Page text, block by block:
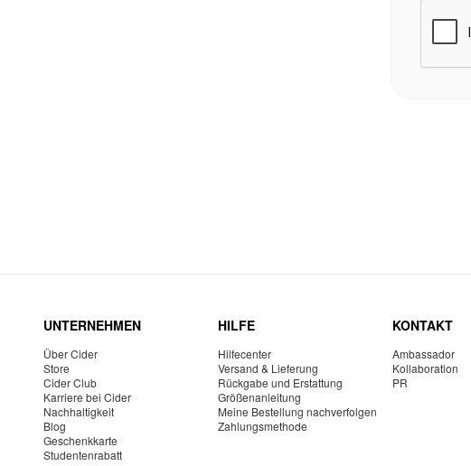
UNTERNEHMEN
Über Cider
Store
Cider Club
Karriere bei Cider
Nachhaltigkeit
Blog
Geschenkkarte
Studentenrabatt
HILFE
Hilfecenter
Versand & Lieferung
Rückgabe und Erstattung
Größenanleitung
Meine Bestellung nachverfolgen
Zahlungsmethode
KONTAKT
Ambassador
Kollaboration
PR